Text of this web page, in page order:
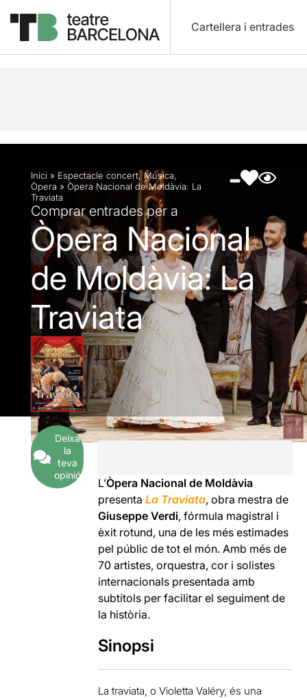
Cartellera i entrades
Descripció Fitxa artística Fotos i vídeos
Inici » Espectacle concert, Música,
Òpera » Òpera Nacional de Moldàvia: La
Traviata
Comprar entrades per a
Òpera Nacional
de Moldàvia: La
Traviata
Deixa
la
teva
opinió
L’Òpera Nacional de Moldàvia
presentaLa Traviata, obra mestra de
Giuseppe Verdi, fórmula magistral i
èxit rotund, una de les més estimades
pel públic de tot el món. Amb més de
70 artistes, orquestra, cor i solistes
internacionals presentada amb
subtítols per facilitar el seguiment de
la història.
Sinopsi
La traviata, o Violetta Valéry, és una